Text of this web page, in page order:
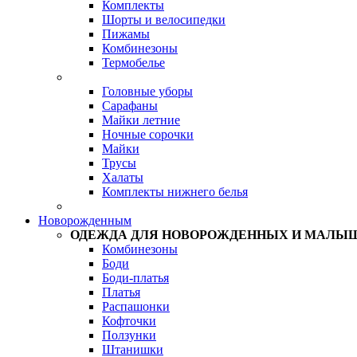
Комплекты
Шорты и велосипедки
Пижамы
Комбинезоны
Термобелье
Головные уборы
Сарафаны
Майки летние
Ночные сорочки
Майки
Трусы
Халаты
Комплекты нижнего белья
Новорожденным
ОДЕЖДА ДЛЯ НОВОРОЖДЕННЫХ И
Комбинезоны
Боди
Боди-платья
Платья
Распашонки
Кофточки
Ползунки
Штанишки